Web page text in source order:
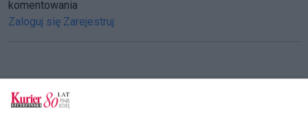
komentowania
Zaloguj się Zarejestruj
CZYTAJ TAKŻE